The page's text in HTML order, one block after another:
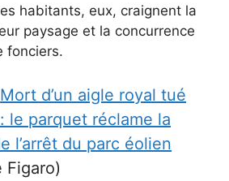
habitants, eux, craignent la
paysage et la concurrence
fonciers.
Mort d’un aigle royal tué
le parquet réclame la
l’arrêt du parc éolien
Figaro)